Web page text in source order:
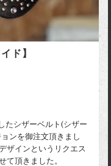
ド】
たシザーベルト(シザー
ンを御注文頂きまし
ザインというリクエス
て頂きました。